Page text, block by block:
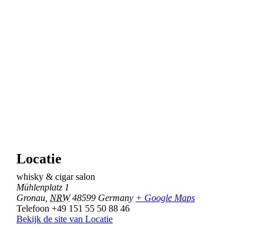
Locatie
whisky & cigar salon
Mühlenplatz 1
Gronau NRW 48599 Germany + Google Maps
Telefoon +49 151 55 50 88 46
Bekijk de site van Locatie